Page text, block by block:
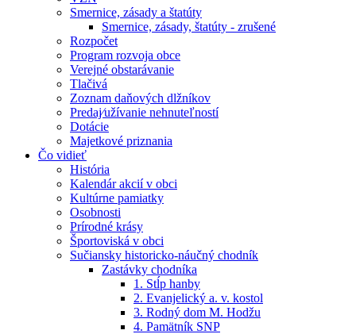
Smernice, zásady a štatúty
Smernice, zásady, štatúty - zrušené
Rozpočet
Program rozvoja obce
Verejné obstarávanie
Tlačivá
Zoznam daňových dlžníkov
Predaj⁄užívanie nehnuteľností
Dotácie
Majetkové priznania
Čo vidieť
História
Kalendár akcií v obci
Kultúrne pamiatky
Osobnosti
Prírodné krásy
Športoviská v obci
Sučiansky historicko-náučný chodník
Zastávky chodníka
1. Stĺp hanby
2. Evanjelický a. v. kostol
3. Rodný dom M. Hodžu
4. Pamätník SNP